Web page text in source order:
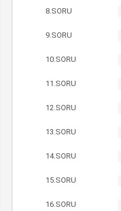
8.SORU
9.SORU
10.SORU
11.SORU
12.SORU
13.SORU
14.SORU
15.SORU
16.SORU